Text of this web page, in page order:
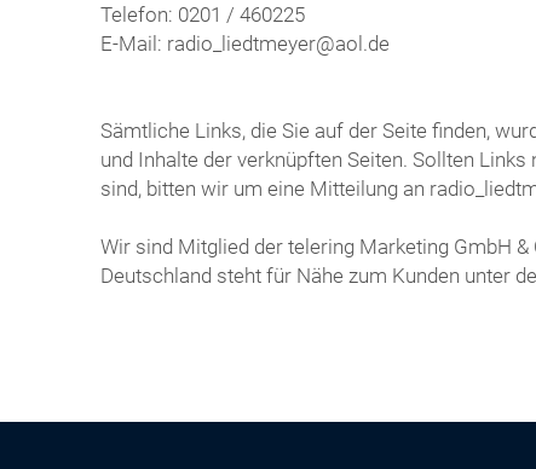
Telefon: 0201 / 460225
E-Mail: radio_liedtmeyer@aol.de
Sämtliche Links, die Sie auf der Seite finden,
und Inhalte der verknüpften Seiten. Sollten
sind, bitten wir um eine Mitteilung an
Wir sind Mitglied der telering Marketing GmbH
Deutschland steht für Nähe zum Kunden unter